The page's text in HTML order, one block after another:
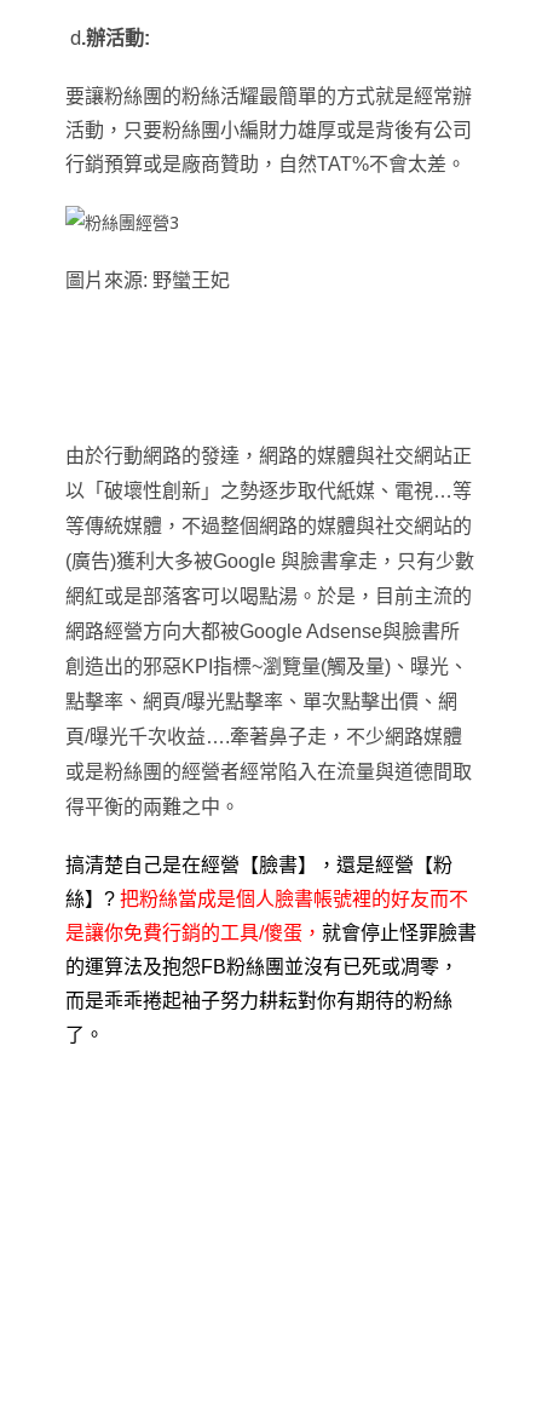
d.辦活動:
要讓粉絲團的粉絲活耀最簡單的方式就是經常辦
活動 ， 只要粉絲團小編財力雄厚或是背後有公司
行銷預算或是廠商贊助 ， 自然TAT%不會太差 。
圖片來源: 野蠻王妃
由於行動網路的發達 ， 網路的媒體與社交網站正
以 「 破壞性創新 」 之勢逐步取代紙媒、電視…等
等傳統媒體 ， 不過整個網路的媒體與社交網站的
(廣告)獲利大多被Google 與臉書拿走 ， 只有少數
網紅或是部落客可以喝點湯。於是 ， 目前主流的
網路經營方向大都被Google Adsense與臉書所
創造出的邪惡KPI指標~瀏覽量(觸及量)、曝光、
點擊率、網頁/曝光點擊率、單次點擊出價、網
頁/曝光千次收益….牽著鼻子走 ， 不少網路媒體
或是粉絲團的經營者經常陷入在流量與道德間取
得平衡的兩難之中。
搞清楚自己是在經營 【臉書】
，還是經營【粉
絲】? 把粉絲當成是個人臉書帳號裡的好友而不
是讓你免費行銷的工具/傻蛋 ， 就會停止怪罪臉書
的運算法及抱怨FB粉絲團並沒有已死或凋零 ，
而是乖乖捲起袖子努力耕耘對你有期待的粉絲
了。